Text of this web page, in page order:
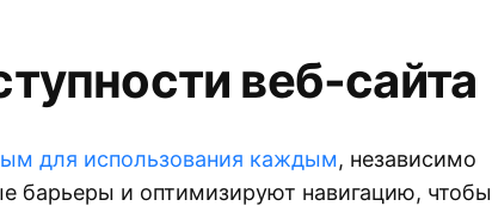
веб-сайта
для использования каждым, независимо
барьеры и оптимизируют навигацию, чтобы